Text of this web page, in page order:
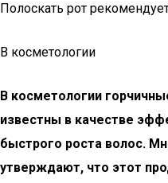
Полоскать рот
В косметологии
В косметологии
известны в качестве
быстрого роста волос.
утверждают, что этот